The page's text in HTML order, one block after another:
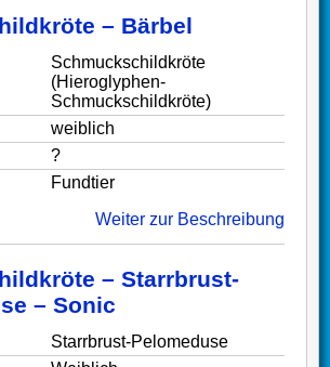
– Bärbel
Schmuckschildkröte
(Hieroglyphen-
Schmuckschildkröte)
weiblich
?
Fundtier
Weiter zur Beschreibung
– Starrbrust-
– Sonic
Starrbrust-Pelomeduse